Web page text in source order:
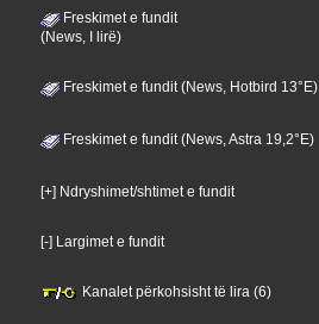
Freskimet e fundit
(News, I lirë)
Freskimet e fundit (News, Hotbird 13°E)
Freskimet e fundit (News, Astra 19,2°E)
[+] Ndryshimet/shtimet e fundit
[-] Largimet e fundit
Kanalet përkohsisht të lira (6)